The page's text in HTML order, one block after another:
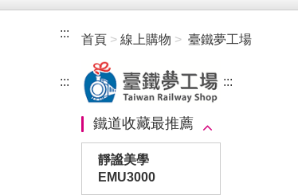
分
排
喜
::: 首頁 線上購物 臺鐵夢工場
:::
鐵道收藏最推薦
靜謐美學
EMU3000
:::